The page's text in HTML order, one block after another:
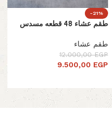
-21%
طقم عشاء 48 قطعه مسدس
طقم عشاء
12.000,00EGP
9.500,00 EGP